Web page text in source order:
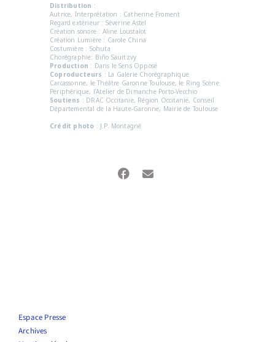
Distribution :
Autrice, Interprétation : Catherine Froment
Regard extérieur : Séverine Astel
Création sonore : Aline Loustalot
Création Lumière : Carole China
Costumière : Sohuta
Chorégraphie: Biño Sauitzvy
Production : Dans le Sens Opposé
Coproducteurs : La Galerie Chorégraphique
Carcassonne, le Théâtre Garonne Toulouse, le Ring Scène
Périphérique, l’Atelier de Dimanche Porto-Vecchio
Soutiens : DRAC Occitanie, Région Occitanie, Conseil
Départemental de la Haute-Garonne, Mairie de Toulouse
Crédit photo : J.P. Montagné
Espace Presse
Archives